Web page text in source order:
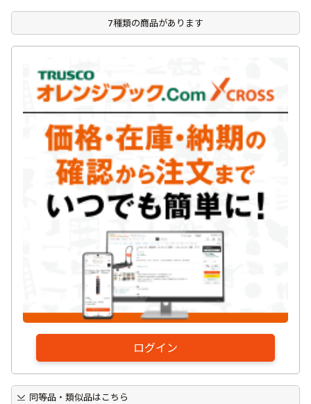
7種類の商品があります
ログイン
同等品・類似品はこちら